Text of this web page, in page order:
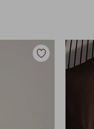
Tilføj